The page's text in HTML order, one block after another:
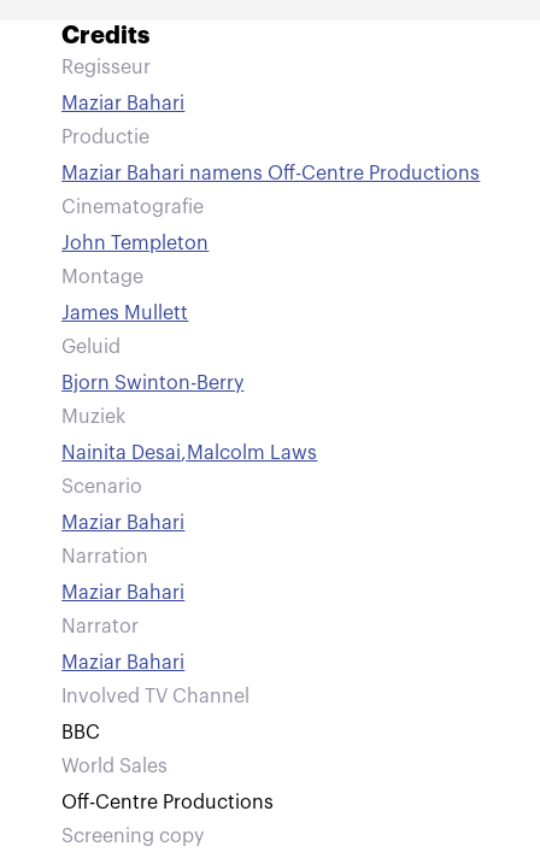
Credits
Regisseur
Maziar Bahari
Productie
Maziar Bahari namens Off-Centre Productions
Cinematografie
John Templeton
Montage
James Mullett
Geluid
Bjorn Swinton-Berry
Muziek
Nainita Desai,Malcolm Laws
Scenario
Maziar Bahari
Narration
Maziar Bahari
Narrator
Maziar Bahari
Involved TV Channel
BBC
World Sales
Off-Centre Productions
Screening copy